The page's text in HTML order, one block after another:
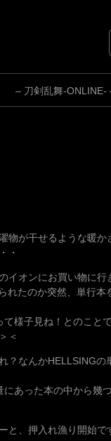
– 刀剣乱舞-ONLINE-
物が干せるような暖
・
オンにお買い物に行
れたのか突然、単行本
様子見ね！とのこと
＜
？なんかHELLSINGの
あった本の中から幾
と、押入れ漁り開始で